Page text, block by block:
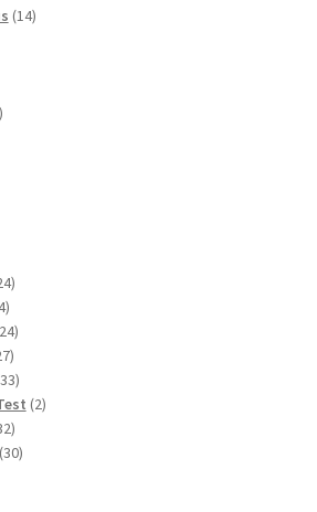
1414
24
24
Produkte
24
Produkte
27
Produkte
3333
Produkte
22
32
Produkte
3030